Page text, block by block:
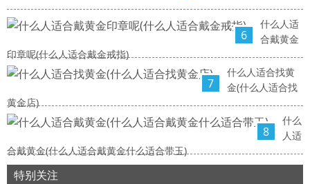
6
什么人适
合戴黄金
印章呢(什么人适合戴金戒指)
7
什么人适合找黄
金(什么人适合找
黄金店)
8
什么
人适
合戴黄金(什么人适合戴黄金什么适合带玉)
特别关注